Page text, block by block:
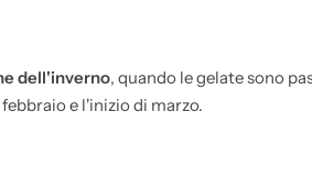
dell'inverno, quando le gelate sono
e l'inizio di marzo.